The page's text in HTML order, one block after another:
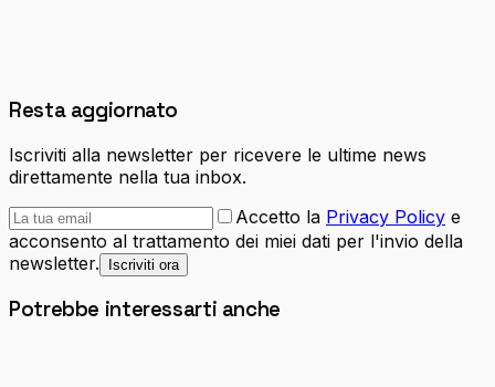
Resta aggiornato
Iscriviti alla newsletter per ricevere le ultime news
direttamente nella tua inbox.
Accetto la Privacy Policy e
acconsento al trattamento dei miei dati per l'invio della
newsletter.
Iscriviti ora
Potrebbe interessarti anche